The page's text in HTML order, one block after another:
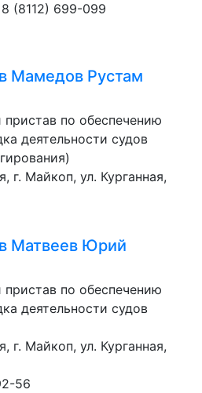
(8112) 699-099
Мамедов Рустам
по обеспечению
деятельности судов
г. Майкоп, ул. Курганная,
Матвеев Юрий
по обеспечению
деятельности судов
г. Майкоп, ул. Курганная,
56